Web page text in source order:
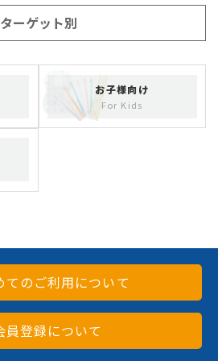
ターゲット別
お子様向け
For Kids
てのご利用について
員登録について